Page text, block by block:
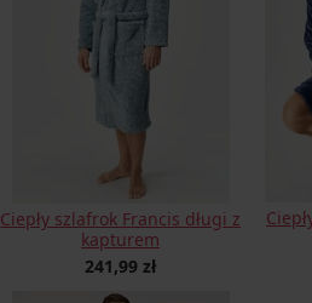
Ciepły szlafrok Francis długi z
kapturem
241,99 zł